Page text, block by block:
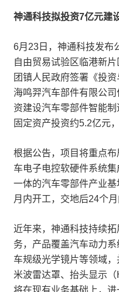
神通科技拟投资7亿元建
6月23日，神通科技发布
自由贸易试验区临港新
团镇人民政府签署《投
海鸣羿汽车部件有限公
资建设汽车零部件智能
固定资产投资约5.2亿元
根据公告，项目将重点
车电子电控软硬件系统
一体的汽车零部件产业
月内开工，交地后24个
近年来，神通科技持续
务，产品覆盖汽车动力系
车规级光学镜片等领域
米波雷达罩、抬头显示
将在现有业务基础上，